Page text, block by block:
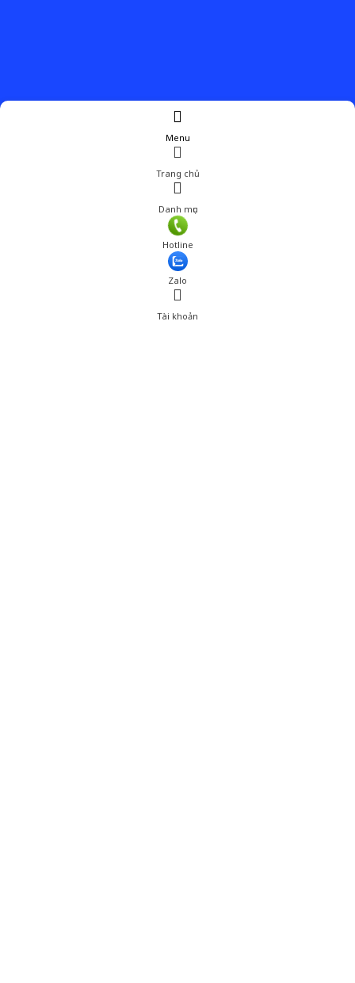
Menu
Trang chủ
Danh mục
Hotline
Zalo
Tài khoản